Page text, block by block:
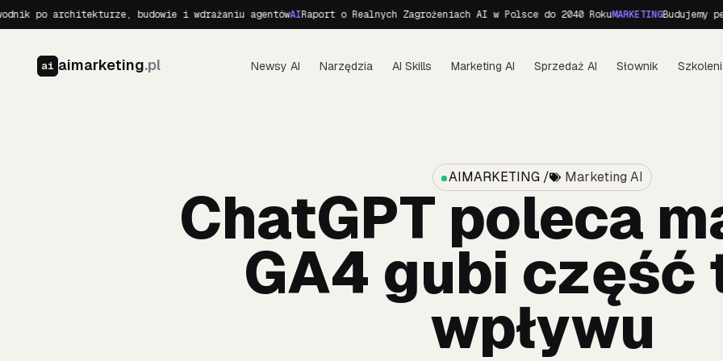
architekturze, budowie i wdrażaniu agentówAIRaport o Realnych Zagrożeniach AI w Polsce do 2040 RokuMARKETINGBudujemy
ai aimarketing.pl Newsy AI Narzędzia AI Skills Marketing AI Sprzedaż AI Słownik
AIMARKETING / Marketing AI
ChatGPT poleca
GA4 gubi część
wpływu